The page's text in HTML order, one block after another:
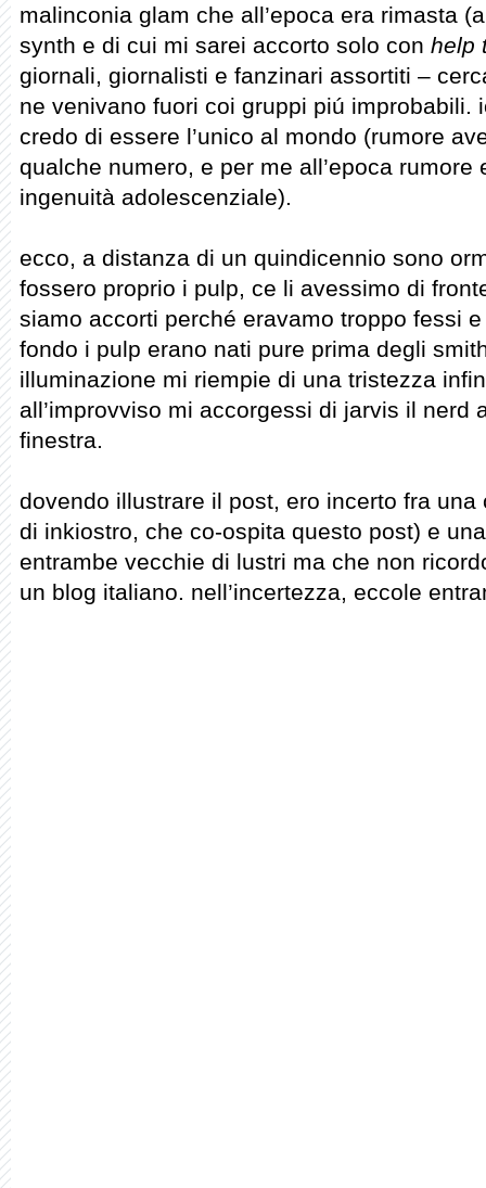
malinconia glam che all’epoca era rimasta
synth e di cui mi sarei accorto solo con help
giornali, giornalisti e fanzinari assortiti –
ne venivano fuori coi gruppi piú improbabili.
credo di essere l’unico al mondo (rumore
qualche numero, e per me all’epoca
ingenuità adolescenziale).
ecco, a distanza di un quindicennio sono
fossero proprio i pulp, ce li avessimo di
siamo accorti perché eravamo troppo fessi
fondo i pulp erano nati pure prima degli
illuminazione mi riempie di una tristezza
all’improvviso mi accorgessi di jarvis il nerd
finestra.
dovendo illustrare il post, ero incerto fra
di inkiostro, che co-ospita questo post) e
entrambe vecchie di lustri ma che non
un blog italiano. nell’incertezza, eccole